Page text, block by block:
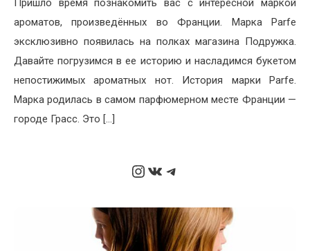
Пришло время познакомить вас с интересной маркой
ароматов, произведённых во Франции. Марка Parfe
эксклюзивно появилась на полках магазина Подружка.
Давайте погрузимся в ее историю и насладимся букетом
непостижимых ароматных нот. История марки Parfe.
Марка родилась в самом парфюмерном месте Франции —
городе Грасс. Это […]
Instagram
ВКонтакте
Telegram